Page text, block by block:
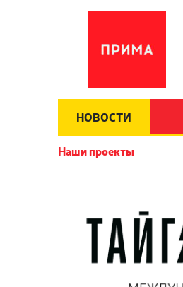
НОВОСТИ
Наши проекты